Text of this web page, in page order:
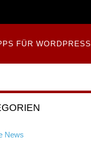
FÜR WORDPRESS
News